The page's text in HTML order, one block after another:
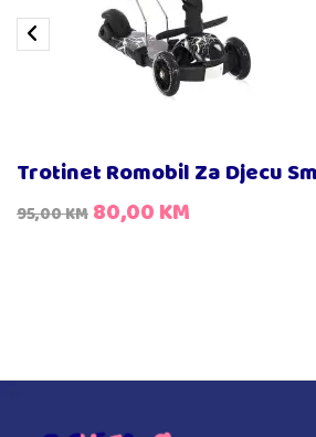
Trotinet Romobil Za Djecu
95,00KM 80,00KM